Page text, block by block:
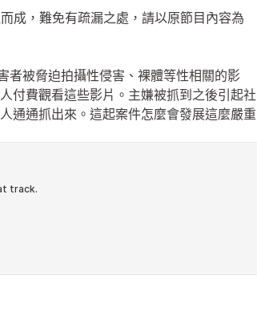
成，難免有疏漏之處，請以原節目內容為
者被脅迫拍攝性侵害、裸體等性相關的影
付費觀看這些影片。主嫌被抓到之後引起社
通通抓出來。這起案件怎麼會發展這麼嚴重